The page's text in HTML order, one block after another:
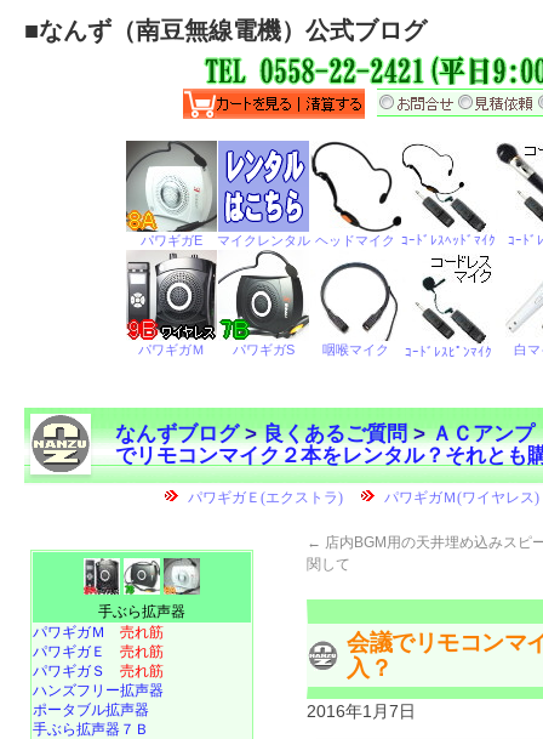
■なんず（南豆無線電機）公式ブログ
なんずブログ>良くあるご質問>ＡＣアンプ
でリモコンマイク２本をレンタル？それとも
← 店内BGM用の天井埋め込みスピ
関して
会議でリモコンマ
入？
2016年1月7日
手ぶら拡声器
パワギガＭ 売れ筋
パワギガＥ 売れ筋
パワギガＳ 売れ筋
ハンズフリー拡声器
ポータブル拡声器
手ぶら拡声器７Ｂ